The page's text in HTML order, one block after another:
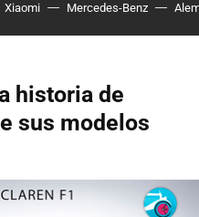
Xiaomi Mercedes-Benz
historia de
sus modelos